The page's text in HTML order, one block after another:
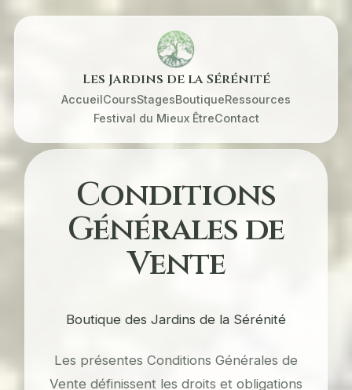
Les Jardins de la Sérénité
AccueilCoursStagesBoutiqueRessources
Festival du Mieux ÊtreContact
Conditions
Générales de
Vente
Boutique des Jardins de la Sérénité
Les présentes Conditions Générales de
Vente définissent les droits et obligations